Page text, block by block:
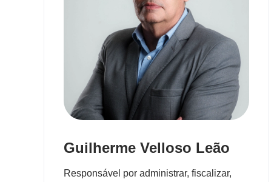
Guilherme Velloso Leão
Responsável por administrar, fiscalizar,